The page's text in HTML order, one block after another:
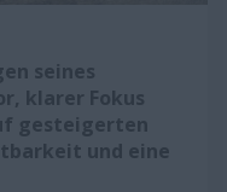
seines
klarer Fokus
gesteigerten
und eine